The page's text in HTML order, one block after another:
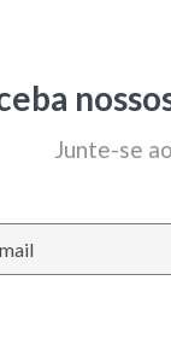
Junte-se